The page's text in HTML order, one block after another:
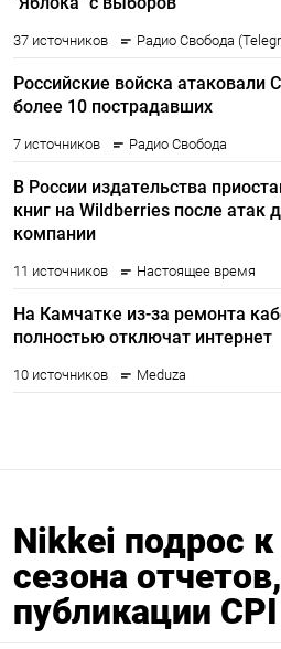
Nikkei подрос
сезона отчетов,
публикации